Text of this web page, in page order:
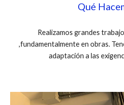
Qué
Realizamos grandes
,fundamentalmente en obras.
adaptación a las